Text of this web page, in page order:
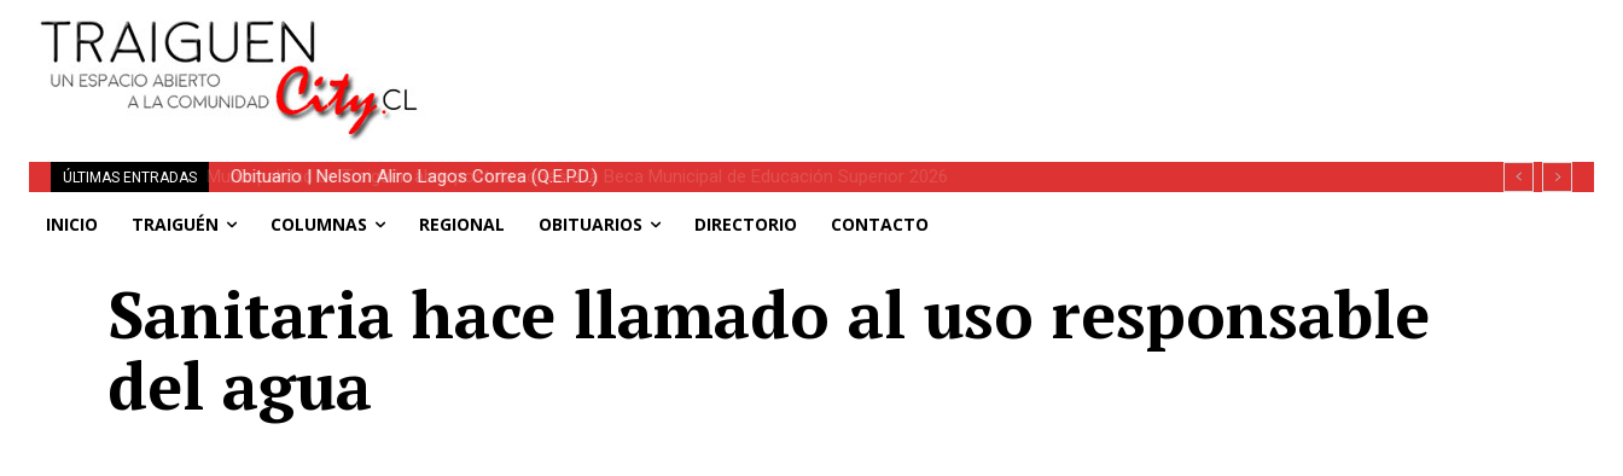
ÚLTIMAS ENTRADAS Obituario | Nelson Aliro Lagos Correa (Q.E.P.D.)
INICIO TRAIGUÉN COLUMNAS REGIONAL OBITUARIOS DIRECTORIO CONTACTO
Sanitaria hace llamado al uso responsable
del agua